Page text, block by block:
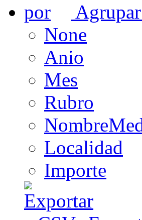
None
Anio
Mes
Rubro
Localidad
Importe